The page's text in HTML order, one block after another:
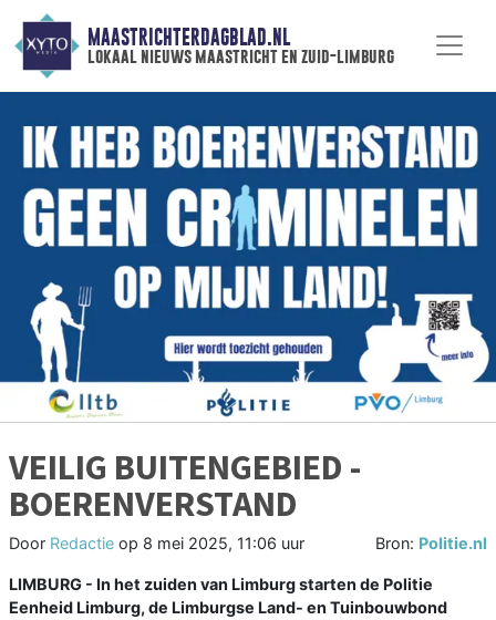
MAASTRICHTERDAGBLAD.NL
lokaal nieuws maastricht en zuid-limburg
VEILIG BUITENGEBIED -
BOERENVERSTAND
Door Redactie op 8 mei 2025, 11:06 uur Bron: Politie.nl
LIMBURG - In het zuiden van Limburg starten de Politie
Eenheid Limburg, de Limburgse Land- en Tuinbouwbond